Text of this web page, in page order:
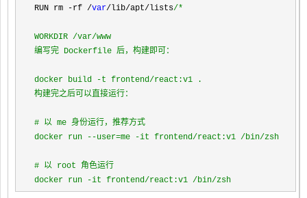
RUN rm
-rf /var/lib/apt/lists/*
WORKDIR /var/www
编写完 Dockerfile 后，构建即可：
docker build -t frontend/react:v1 .
构建完之后可以直接运行：
# 以 me 身份运行，推荐方式
docker run --user=me -it frontend/react:v1 /bin/zsh
# 以 root 角色运行
docker run -it frontend/react:v1 /bin/zsh